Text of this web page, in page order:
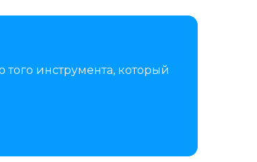
инструмента, который